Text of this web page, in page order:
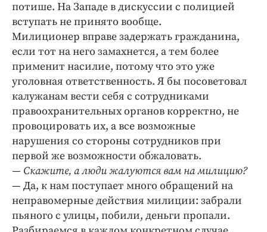
потише. На Западе в дискуссии с полицией
вступать не принято вообще.
Милиционер вправе задержать гражданина,
если тот на него замахнется, а тем более
применит насилие, потому что это уже
уголовная ответственность. Я бы посоветовал
калужанам вести себя с сотрудниками
правоохранительных органов корректно, не
провоцировать их, а все возможные
нарушения со стороны сотрудников при
первой же возможности обжаловать.
— Скажите, а люди жалуются вам на милицию?
— Да, к нам поступает много обращений на
неправомерные действия милиции: забрали
пьяного с улицы, побили, деньги пропали.